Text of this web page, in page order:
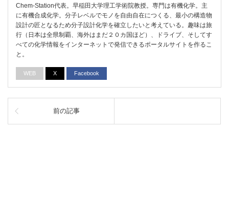
Chem-Station代表。早稲田大学理工学術院教授。専門は有機化学。主
に有機合成化学。分子レベルでモノを自由自在につくる、最小の構造物
設計の匠となるため分子設計化学を確立したいと考えている。趣味は旅
行（日本は全県制覇、海外はまだ２０カ国ほど）、ドライブ、そしてす
べての化学情報をインターネットで発信できるポータルサイトを作るこ
と。
WEB X Facebook
前の記事